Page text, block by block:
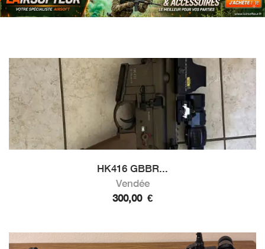
HK416 GBBR...
Vendée
300,00 €